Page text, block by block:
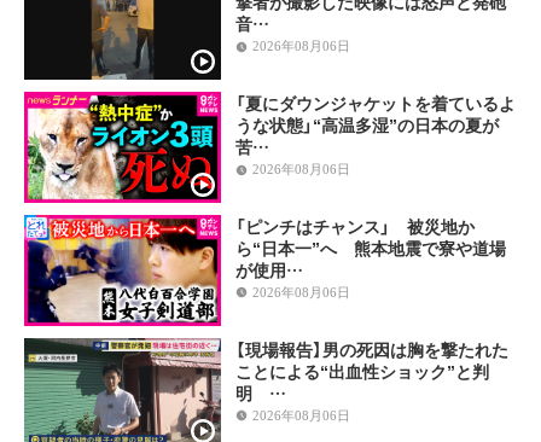
音…
2026年08月06日
「夏にダウンジャケットを着ているよ
うな状態」“高温多湿”の日本の夏が
苦…
2026年08月06日
「ピンチはチャンス」 被災地か
ら“日本一”へ 熊本地震で寮や道場
が使用…
2026年08月06日
【現場報告】男の死因は胸を撃たれた
ことによる“出血性ショック”と判
明 …
2026年08月06日